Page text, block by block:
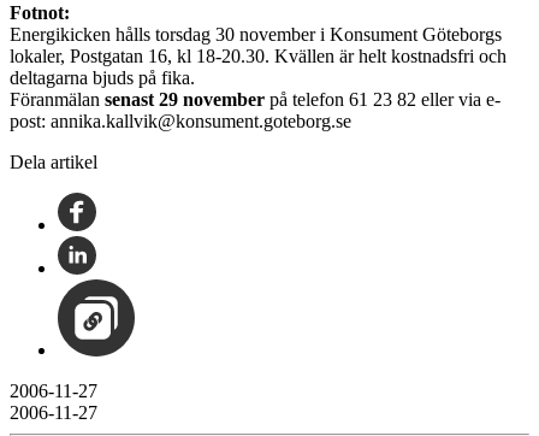
Fotnot:
Energikicken hålls torsdag 30 november i Konsument Göteborgs
lokaler, Postgatan 16, kl 18-20.30. Kvällen är helt kostnadsfri och
deltagarna bjuds på fika.
Föranmälan senast 29 november på telefon 61 23 82 eller via e-
post: annika.kallvik@konsument.goteborg.se
Dela artikel
2006-11-27
2006-11-27